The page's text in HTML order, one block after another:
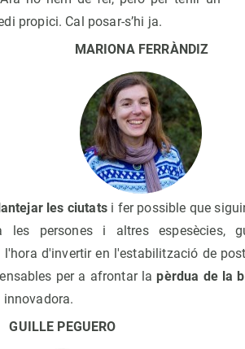
propici. Cal posar-s’hi ja.
MARIONA FERRÀNDIZ
les ciutatsi fer possible que
les persones i altres espesècies,
l'hora d'invertir en l'estabilització de
per a afrontar lapèrdua de la
GUILLE PEGUERO